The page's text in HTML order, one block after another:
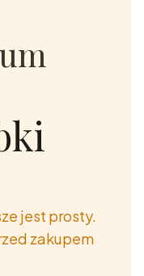
jest prosty.
zakupem